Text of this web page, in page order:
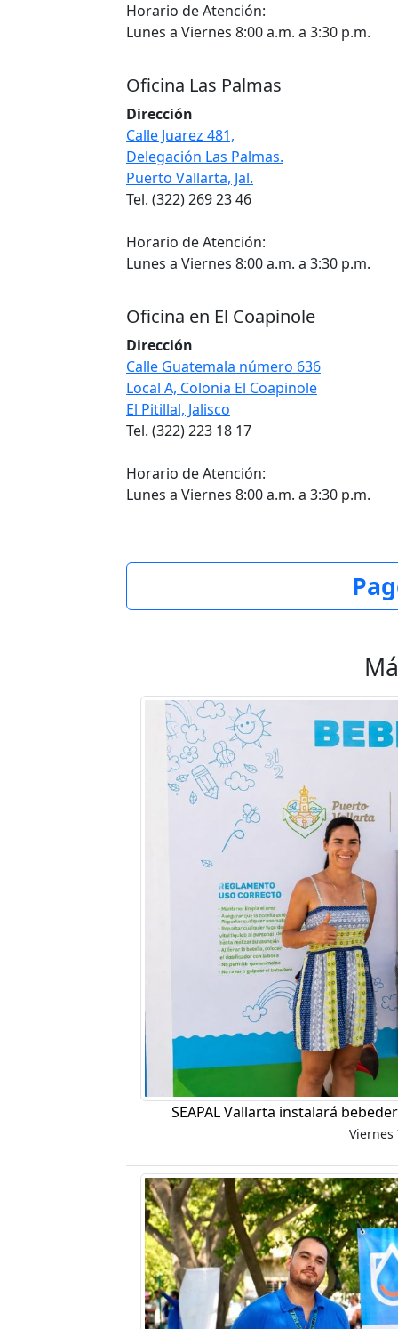
Horario de Atención:
Lunes a Viernes 8:00 a.m. a 3:30 p.m.
Oficina Las Palmas
Dirección
Calle Juarez 481,
Delegación Las Palmas.
Puerto Vallarta, Jal.
Tel. (322) 269 23 46
Horario de Atención:
Lunes a Viernes 8:00 a.m. a 3:30 p.m.
Oficina en El Coapinole
Dirección
Calle Guatemala número 636
Local A, Colonia El Coapinole
El Pitillal, Jalisco
Tel. (322) 223 18 17
Horario de Atención:
Lunes a Viernes 8:00 a.m. a 3:30 p.m.
SEAPAL Vallarta instalará
Viernes